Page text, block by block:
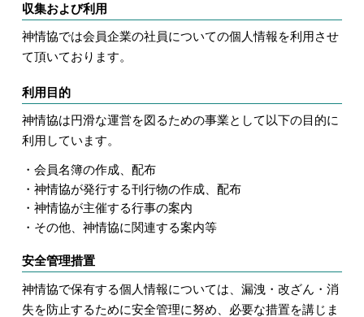
収集および利用
神情協では会員企業の社員についての個人情報を利用させ
て頂いております。
利用目的
神情協は円滑な運営を図るための事業として以下の目的に
利用しています。
会員名簿の作成、配布
神情協が発行する刊行物の作成、配布
神情協が主催する行事の案内
その他、神情協に関連する案内等
安全管理措置
神情協で保有する個人情報については、漏洩・改ざん・消
失を防止するために安全管理に努め、必要な措置を講じま